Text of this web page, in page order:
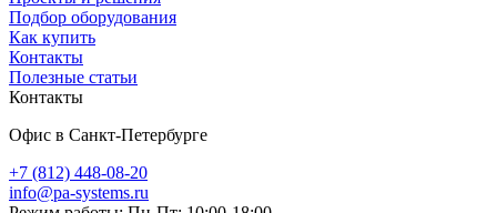
Подбор оборудования
Как купить
Контакты
Полезные статьи
Контакты
Офис в Санкт-Петербурге
+7 (812) 448-08-20
info@pa-systems.ru